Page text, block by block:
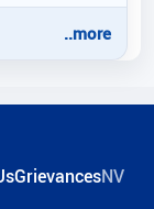
..more
GrievancesNV